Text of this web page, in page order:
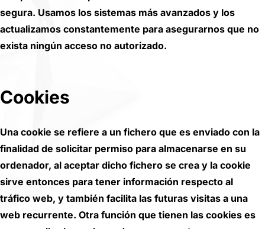
segura. Usamos los sistemas más avanzados y los
actualizamos constantemente para asegurarnos que no
exista ningún acceso no autorizado.
Cookies
Una cookie se refiere a un fichero que es enviado con la
finalidad de solicitar permiso para almacenarse en su
ordenador, al aceptar dicho fichero se crea y la cookie
sirve entonces para tener información respecto al
tráfico web, y también facilita las futuras visitas a una
web recurrente. Otra función que tienen las cookies es